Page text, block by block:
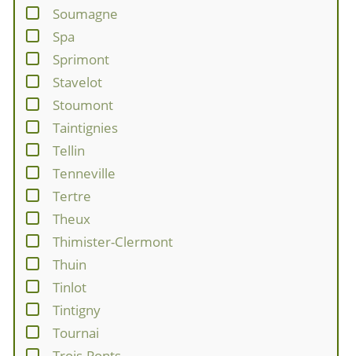
Soumagne
Spa
Sprimont
Stavelot
Stoumont
Taintignies
Tellin
Tenneville
Tertre
Theux
Thimister-Clermont
Thuin
Tinlot
Tintigny
Tournai